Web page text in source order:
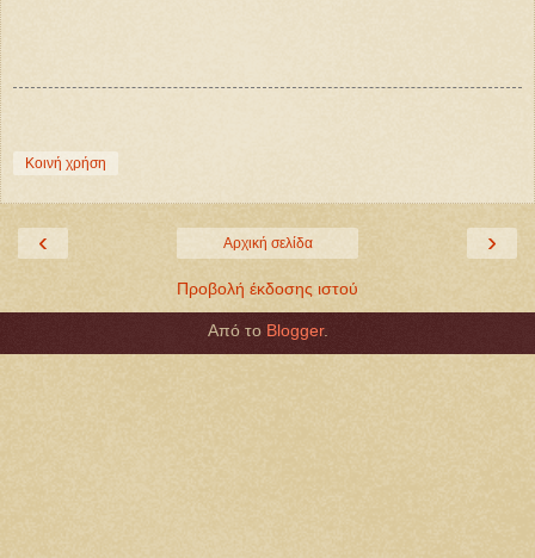
Κοινή χρήση
‹ ›
Αρχική σελίδα
Προβολή έκδοσης ιστού
Από το Blogger.